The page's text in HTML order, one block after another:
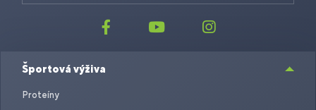
Športová výživa
Proteíny